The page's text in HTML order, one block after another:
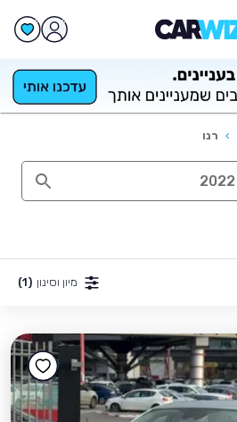
› רנו
מיון וסינון (1)